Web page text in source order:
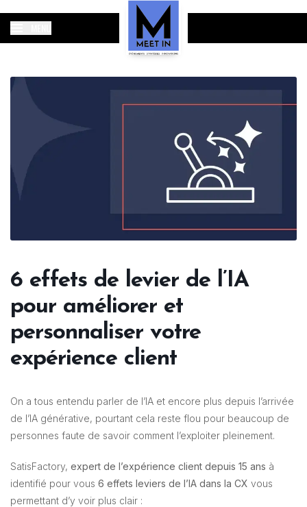
6 effets de levier de l’IA
pour améliorer et
personnaliser votre
expérience client
On a tous entendu parler de l’IA et encore plus depuis l’arrivée
de l’IA générative, pourtant cela reste flou pour beaucoup de
personnes faute de savoir comment l’exploiter pleinement.
SatisFactory, expert de l’expérience client depuis 15 ans à
identifié pour vous 6 effets leviers de l’IA dans la CX vous
permettant d’y voir plus clair :